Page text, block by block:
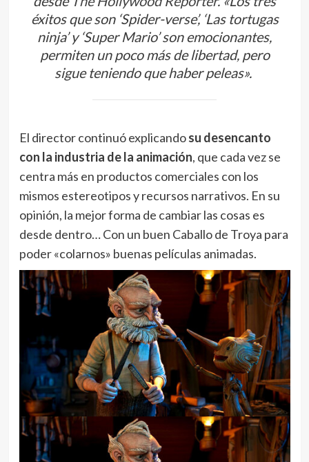
éxitos que son ‘Spider-verse’, ‘Las tortugas
ninja’ y ‘Super Mario’ son emocionantes,
permiten un poco más de libertad, pero
sigue teniendo que haber peleas».
El director continuó explicandosu desencanto
con la industria de la animación, que cada vez se
centra más en productos comerciales con los
mismos estereotipos y recursos narrativos. En su
opinión, la mejor forma de cambiar las cosas es
desde dentro… Con un buen Caballo de Troya para
poder «colarnos» buenas películas animadas.